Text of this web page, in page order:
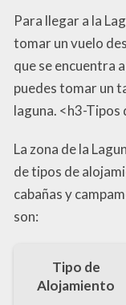
Para llegar a la
tomar un vuelo
que se encuentra
puedes tomar un
laguna. <h3-Tipos
La zona de la
de tipos de
cabañas y
son:
Tipo de
Alojamiento